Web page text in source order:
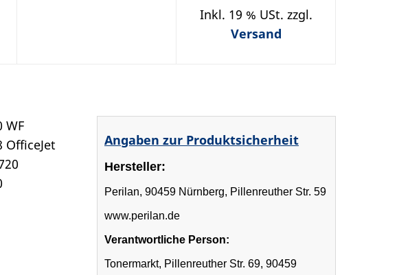
Inkl. 19 % USt. zzgl.
Versand
Angaben zur Produktsicherheit
Hersteller:
Perilan, 90459 Nürnberg, Pillenreuther Str. 59
www.perilan.de
Verantwortliche Person:
Tonermarkt, Pillenreuther Str. 69, 90459
WF
OfficeJet